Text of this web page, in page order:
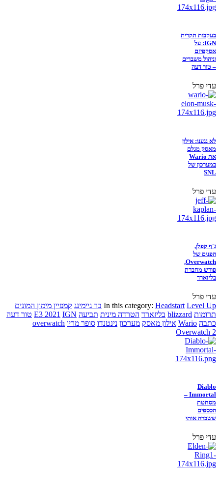
בעקבות תקרית
IGN: על
אסקפיזם
וניהול משברים
– טור דעה
עדי פרל
לא נגענו: אילון
מאסק מגלם
את Wario
במערכון של
SNL
עדי פרל
ג'ף קפלן,
הפנים של
Overwatch,
פורש מחברת
בליזארד
עדי פרל
In this category: Headstart Level Up בר גיימינג קמפיין מימון המונים
תרומות blizzard בליזארד הטרדה מינית תביעה E3 2021 IGN
טור דעה
כתבה Wario אילון מאסק מערכון נינטנדו סופר מריו overwatch
Overwatch 2
Diablo
Immortal –
מסחטת
הכספים
ששברה אותי
עדי פרל